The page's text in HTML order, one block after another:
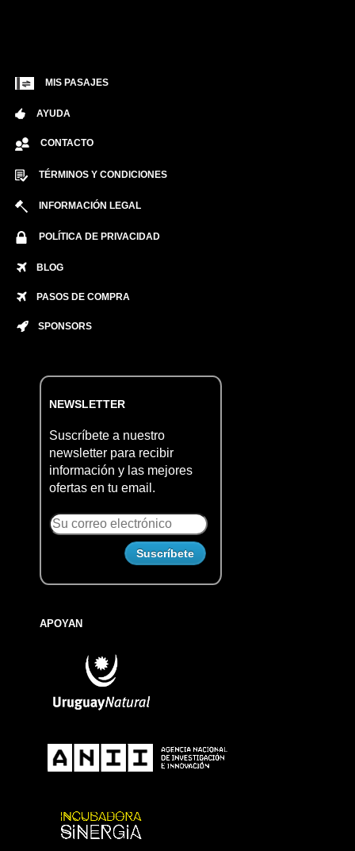
MIS PASAJES
AYUDA
CONTACTO
TÉRMINOS Y CONDICIONES
INFORMACIÓN LEGAL
POLÍTICA DE PRIVACIDAD
BLOG
PASOS DE COMPRA
SPONSORS
NEWSLETTER
Suscríbete a nuestro
newsletter para recibir
información y las mejores
ofertas en tu email.
APOYAN